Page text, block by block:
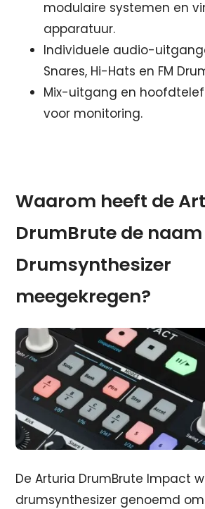
modulaire systemen en
apparatuur.
Individuele audio-
Snares, Hi-Hats en FM
Mix-uitgang en
voor monitoring.
Waarom heeft de
DrumBrute de naam
Drumsynthesizer
meegekregen?
De Arturia DrumBrute Impact
drumsynthesizer genoemd